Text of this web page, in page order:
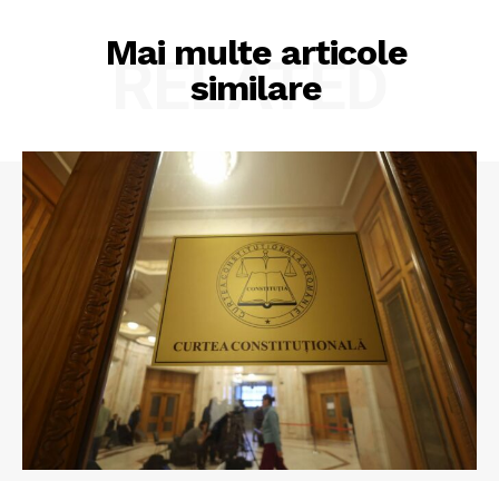
Mai multe articole
similare
RELATED